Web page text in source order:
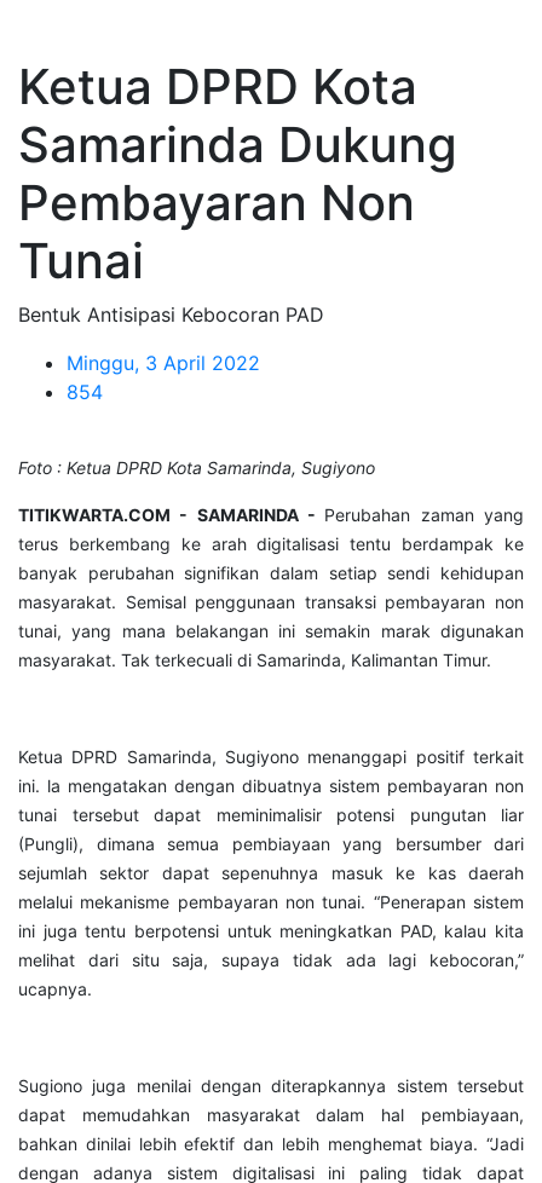
Ketua DPRD Kota
Samarinda Dukung
Pembayaran Non
Tunai
Bentuk Antisipasi Kebocoran PAD
Minggu, 3 April 2022
854
Foto : Ketua DPRD Kota Samarinda, Sugiyono
TITIKWARTA.COM - SAMARINDA - Perubahan zaman yang
terus berkembang ke arah digitalisasi tentu berdampak ke
banyak perubahan signifikan dalam setiap sendi kehidupan
masyarakat. Semisal penggunaan transaksi pembayaran non
tunai, yang mana belakangan ini semakin marak digunakan
masyarakat. Tak terkecuali di Samarinda, Kalimantan Timur.
Ketua DPRD Samarinda, Sugiyono menanggapi positif terkait
ini. la mengatakan dengan dibuatnya sistem pembayaran non
tunai tersebut dapat meminimalisir potensi pungutan liar
(Pungli), dimana semua pembiayaan yang bersumber dari
sejumlah sektor dapat sepenuhnya masuk ke kas daerah
melalui mekanisme pembayaran non tunai. “Penerapan sistem
ini juga tentu berpotensi untuk meningkatkan PAD, kalau kita
melihat dari situ saja, supaya tidak ada lagi kebocoran,”
ucapnya.
Sugiono juga menilai dengan diterapkannya sistem tersebut
dapat memudahkan masyarakat dalam hal pembiayaan,
bahkan dinilai lebih efektif dan lebih menghemat biaya. “Jadi
dengan adanya sistem digitalisasi ini paling tidak dapat